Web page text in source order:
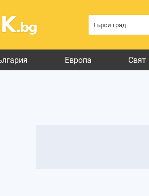
Европа Свят